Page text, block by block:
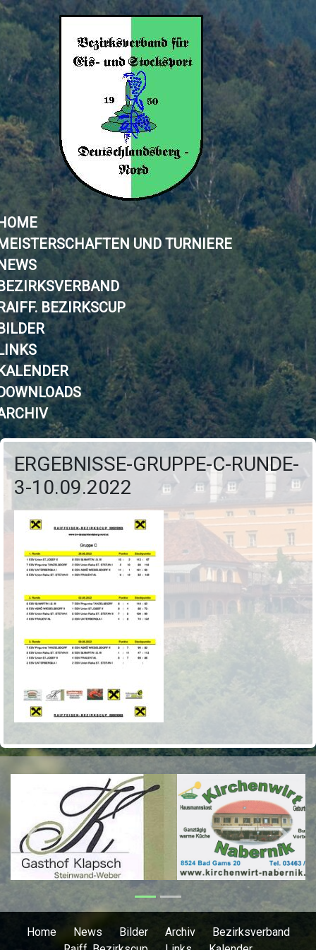
UND TURNIERE
BEZIRKSCUP
ERGEBNISSE-GRUPPE-C-RUNDE-
3-10.09.2022
Previous Next
Home News Bilder Archiv
Bezirksverband